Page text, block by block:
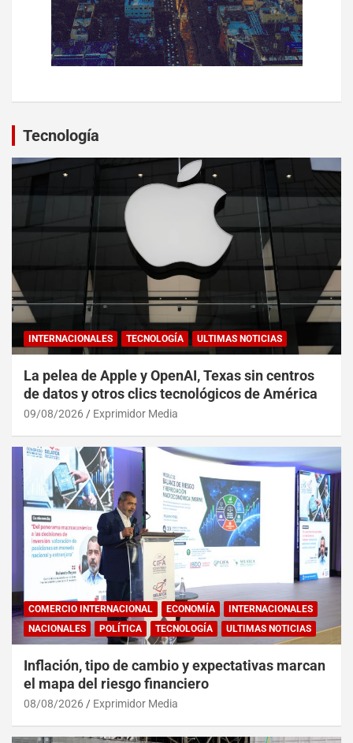
Tecnología
INTERNACIONALES TECNOLOGÍA ULTIMAS NOTICIAS
La pelea de Apple y OpenAI, Texas sin centros
de datos y otros clics tecnológicos de América
09/08/2026 Exprimidor Media
COMERCIO INTERNACIONAL ECONOMÍA
INTERNACIONALES
NACIONALES
POLÍTICA TECNOLOGÍA ULTIMAS NOTICIAS
Inflación, tipo de cambio y expectativas marcan
el mapa del riesgo financiero
08/08/2026 Exprimidor Media